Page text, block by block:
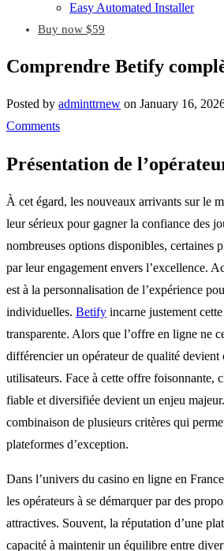
Easy Automated Installer
Buy now $59
Comprendre Betify
Posted by adminttrnew on January 16,
Comments
Présentation de
À cet égard, les nouveaux arrivants sur le
leur sérieux pour gagner la confiance des
nombreuses options disponibles, certaines
par leur engagement envers l’excellence.
est à la personnalisation de l’expérience
individuelles. Betify incarne justement
transparente. Alors que l’offre en ligne ne
différencier un opérateur de qualité devient
utilisateurs. Face à cette offre foisonnante,
fiable et diversifiée devient un enjeu
combinaison de plusieurs critères qui
plateformes d’exception.
Dans l’univers du casino en ligne en
les opérateurs à se démarquer par des
attractives. Souvent, la réputation d’une
capacité à maintenir un équilibre entre